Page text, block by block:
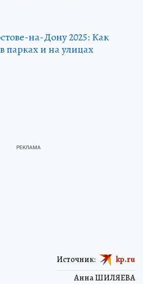
на-Дону 2025: Как
парках и на улицах
Анна ШИЛЯЕВА
Источник: kp.ru